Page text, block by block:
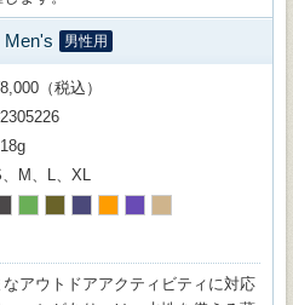
Men's 男性用
（税込）
M、L、XL
アウトドアアクティビティに対応